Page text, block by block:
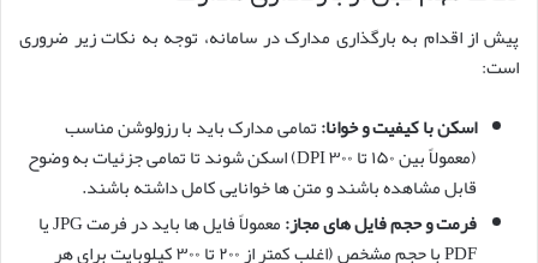
پیش از اقدام به بارگذاری مدارک در سامانه، توجه به نکات زیر ضروری
است:
اسکن با کیفیت و خوانا:تمامی مدارک باید با رزولوشن مناسب
(معمولاً بین ۱۵۰ تا ۳۰۰ DPI) اسکن شوند تا تمامی جزئیات به وضوح
قابل مشاهده باشند و متن ها خوانایی کامل داشته باشند.
فرمت و حجم فایل های مجاز:
معمولاً فایل ها باید در فرمت JPG یا
PDF با حجم مشخص (اغلب کمتر از ۲۰۰ تا ۳۰۰ کیلوبایت برای هر